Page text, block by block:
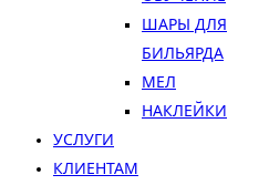
ШАРЫ ДЛЯ
БИЛЬЯРДА
МЕЛ
НАКЛЕЙКИ
УСЛУГИ
КЛИЕНТАМ